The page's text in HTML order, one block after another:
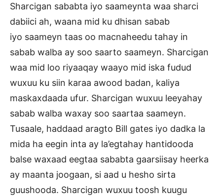
Sharcigan sababta iyo saameynta waa sharci
dabiici ah, waana mid ku dhisan sabab
iyo saameyn taas oo macnaheedu tahay in
sabab walba ay soo saarto saameyn. Sharcigan
waa mid loo riyaaqay waayo mid iska fudud
wuxuu ku siin karaa awood badan, kaliya
maskaxdaada ufur. Sharcigan wuxuu leeyahay
sabab walba waxay soo saartaa saameyn.
Tusaale, haddaad aragto Bill gates iyo dadka la
mida ha eegin inta ay la’egtahay hantidooda
balse waxaad eegtaa sababta gaarsiisay heerka
ay maanta joogaan, si aad u hesho sirta
guushooda. Sharcigan wuxuu toosh kuugu